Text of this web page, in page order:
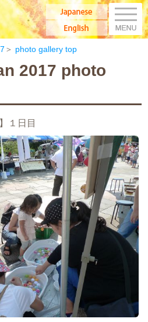
アースキャラバン Japanese
English
＞ photo gallery top
2017 photo
１日目